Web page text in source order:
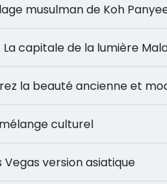
– Village musulman de Koh
– La capitale de la lumière
la beauté ancienne et
du mélange culturel
Las Vegas version asiatique